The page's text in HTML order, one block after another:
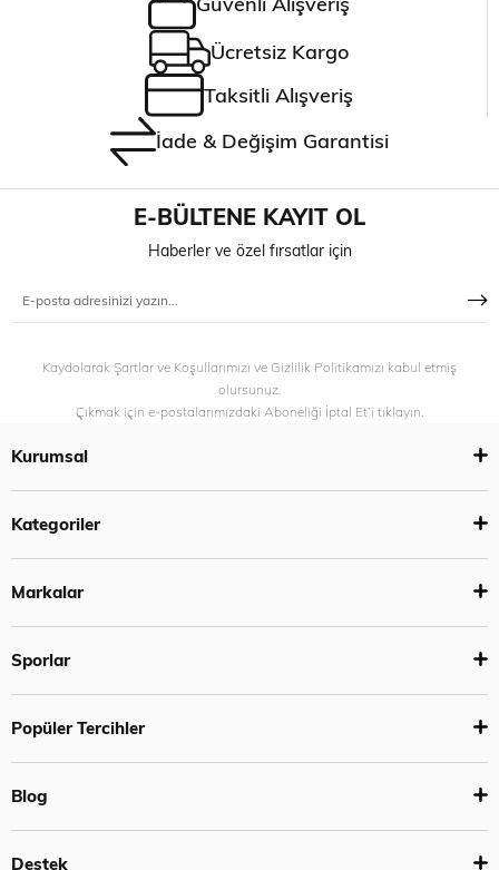
Ücretsiz Kargo
Taksitli Alışveriş
İade & Değişim Garantisi
E-BÜLTENE KAYIT OL
Haberler ve özel fırsatlar için
Kaydolarak Şartlar ve Koşullarımızı ve Gizlilik Politikamızı kabul etmiş
olursunuz.
Çıkmak için e-postalarımızdaki Aboneliği İptal Et’i tıklayın.
Kurumsal
Kategoriler
Markalar
Sporlar
Popüler Tercihler
Blog
Destek